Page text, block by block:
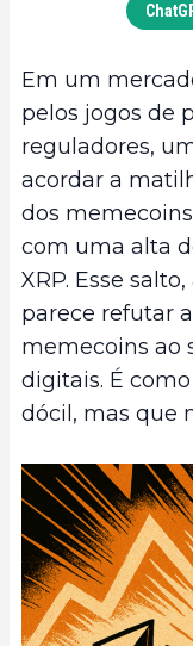
Em um
pelos jogos de
reguladores,
acordar a
dos
com uma alta
XRP. Esse
parece refutar
memecoins ao
digitais. É
dócil, mas que